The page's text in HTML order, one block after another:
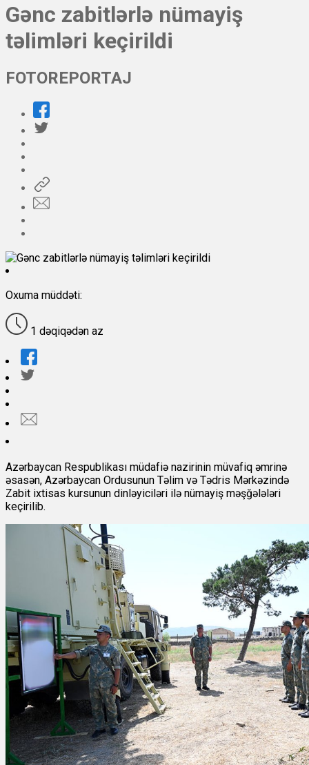
Gənc zabitlərlə nümayiş
təlimləri keçirildi
FOTOREPORTAJ
Oxuma müddəti:
1 dəqiqədən az
Azərbaycan Respublikası müdafiə nazirinin müvafiq əmrinə
əsasən, Azərbaycan Ordusunun Təlim və Tədris Mərkəzində
Zabit ixtisas kursunun dinləyiciləri ilə nümayiş məşğələləri
keçirilib.